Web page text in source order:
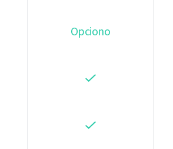
Opciono